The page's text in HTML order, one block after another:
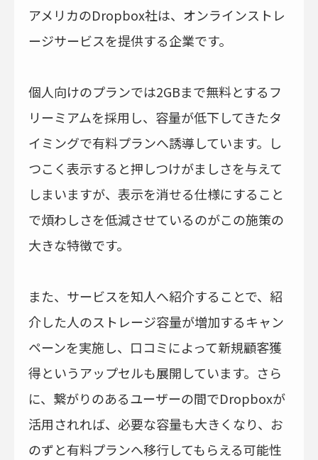
アメリカのDropbox社は、オンラインストレ
ージサービスを提供する企業です。
個人向けのプランでは2GBまで無料とするフ
リーミアムを採用し、容量が低下してきたタ
イミングで有料プランへ誘導しています。し
つこく表示すると押しつけがましさを与えて
しまいますが、表示を消せる仕様にすること
で煩わしさを低減させているのがこの施策の
大きな特徴です。
また、サービスを知人へ紹介することで、紹
介した人のストレージ容量が増加するキャン
ペーンを実施し、口コミによって新規顧客獲
得というアップセルも展開しています。さら
に、繋がりのあるユーザーの間でDropboxが
活用されれば、必要な容量も大きくなり、お
のずと有料プランへ移行してもらえる可能性